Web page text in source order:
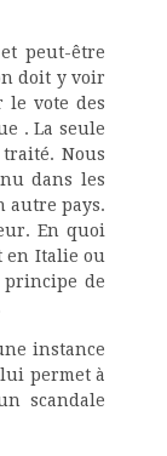
peut-être
doit y voir
le vote des
. La seule
Nous
dans les
autre pays.
En quoi
en Italie ou
de
instance
permet à
scandale